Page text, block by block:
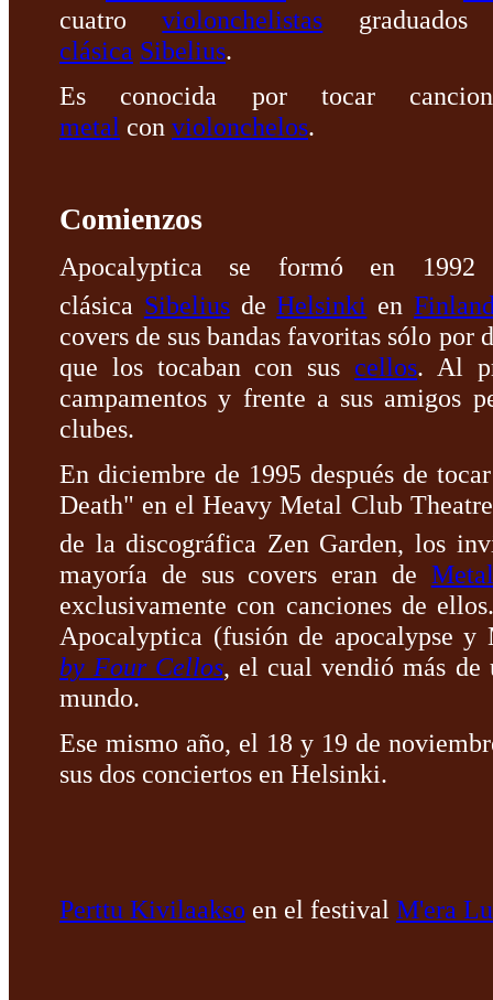
cuatroviolonchelistas
clásica Sibelius.
Es conocida por tocar
metal con violonchelos.
Comienzos
Apocalyptica se formó en
clásica SibeliusdeHelsinki en
covers de sus bandas favoritas sólo
que los tocaban con sus cellos. Al
campamentos y frente a sus amigos
clubes.
En diciembre de 1995 después de
Death" en el Heavy Metal Club
de la discográfica Zen Garden, los
mayoría de sus covers eran de
exclusivamente con canciones de
Apocalyptica (fusión de apocalypse
by Four Cellos, el cual vendió más
mundo.
Ese mismo año, el 18 y 19 de
sus dos conciertos en Helsinki.
Perttu Kivilaakso en el festival M'era